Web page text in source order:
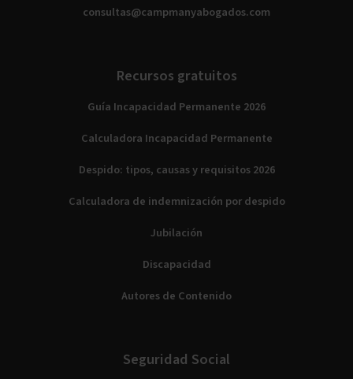
consultas@campmanyabogados.com
Recursos gratuitos
Guía Incapacidad Permanente 2026
Calculadora Incapacidad Permanente
Despido: tipos, causas y requisitos 2026
Calculadora de indemnización por despido
Jubilación
Discapacidad
Autores de Contenido
Seguridad Social